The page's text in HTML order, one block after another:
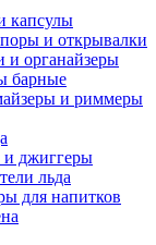
капсулы
и открывалки
органайзеры
барные
и риммеры
и джиггеры
льда
для напитков